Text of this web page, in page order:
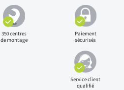
350 centres
de montage
Paiement
sécurisés
Service client
qualifié